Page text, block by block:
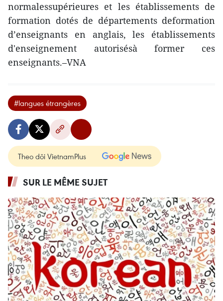
normalessupérieures et les établissements de
formation dotés de départements deformation
d’enseignants en anglais, les établissements
d'enseignement autorisésà former ces
enseignants.–VNA
#langues étrangères
Theo dõi VietnamPlus
SUR LE MÊME SUJET